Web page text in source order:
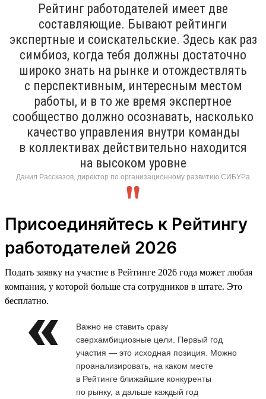
Рейтинг работодателей имеет две
составляющие. Бывают рейтинги
экспертные и соискательские. Здесь как раз
симбиоз, когда тебя должны достаточно
широко знать на рынке и отождествлять
с перспективным, интересным местом
работы, и в то же время экспертное
сообщество должно осознавать, насколько
качество управления внутри команды
в коллективах действительно находится
на высоком уровне
Данил Рассказов, директор по организационному развитию СИБУРа
Присоединяйтесь к Рейтингу
работодателей 2026
Подать заявку на участие в Рейтинге 2026 года может любая
компания, у которой больше ста сотрудников в штате. Это
бесплатно.
Важно не ставить сразу
сверхамбициозные цели. Первый год
участия — это исходная позиция. Можно
проанализировать, на каком месте
в Рейтинге ближайшие конкуренты
по рынку, а дальше каждый год